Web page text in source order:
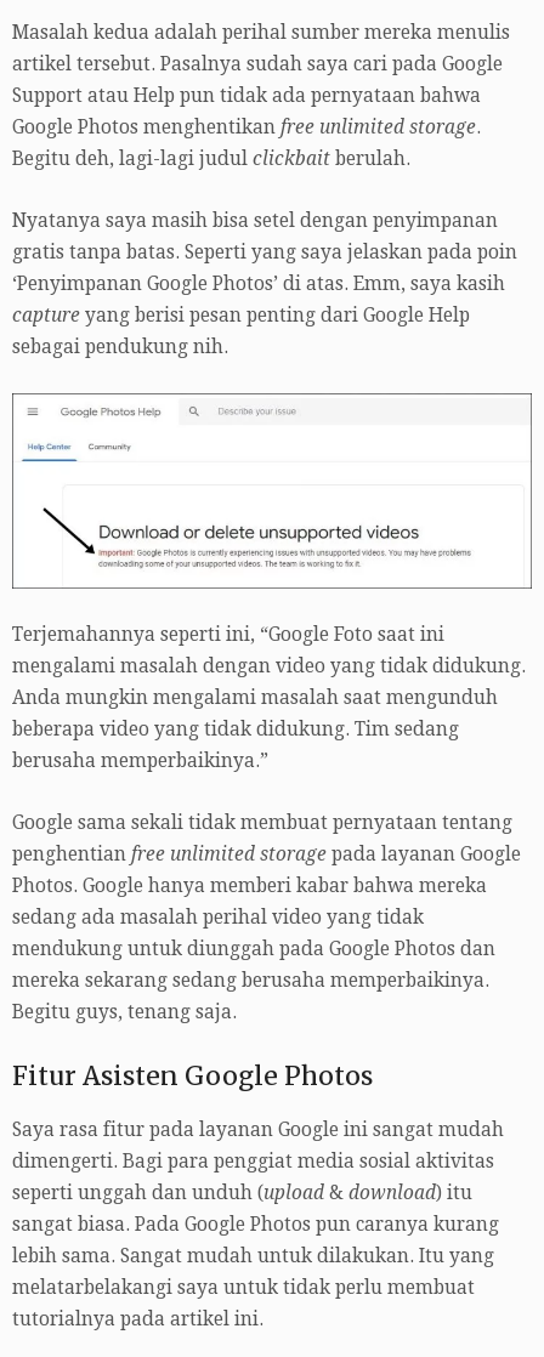
Masalah kedua adalah perihal sumber mereka menulis
artikel tersebut. Pasalnya sudah saya cari pada Google
Support atau Help pun tidak ada pernyataan bahwa
Google Photos menghentikan free unlimited storage.
Begitu deh, lagi-lagi judul clickbait berulah.
Nyatanya saya masih bisa setel dengan penyimpanan
gratis tanpa batas. Seperti yang saya jelaskan pada poin
‘Penyimpanan Google Photos’ di atas. Emm, saya kasih
capture yang berisi pesan penting dari Google Help
sebagai pendukung nih.
Terjemahannya seperti ini, “Google Foto saat ini
mengalami masalah dengan video yang tidak didukung.
Anda mungkin mengalami masalah saat mengunduh
beberapa video yang tidak didukung. Tim sedang
berusaha memperbaikinya.”
Google sama sekali tidak membuat pernyataan tentang
penghentian free unlimited storage pada layanan Google
Photos. Google hanya memberi kabar bahwa mereka
sedang ada masalah perihal video yang tidak
mendukung untuk diunggah pada Google Photos dan
mereka sekarang sedang berusaha memperbaikinya.
Begitu guys, tenang saja.
Fitur Asisten Google Photos
Saya rasa fitur pada layanan Google ini sangat mudah
dimengerti. Bagi para penggiat media sosial aktivitas
seperti unggah dan unduh (upload & download) itu
sangat biasa. Pada Google Photos pun caranya kurang
lebih sama. Sangat mudah untuk dilakukan. Itu yang
melatarbelakangi saya untuk tidak perlu membuat
tutorialnya pada artikel ini.